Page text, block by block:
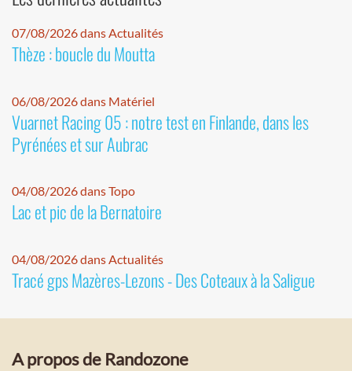
07/08/2026 dans Actualités
Thèze : boucle du Moutta
06/08/2026 dans Matériel
Vuarnet Racing 05 : notre test en Finlande, dans les
Pyrénées et sur Aubrac
04/08/2026 dans Topo
Lac et pic de la Bernatoire
04/08/2026 dans Actualités
Tracé gps Mazères-Lezons - Des Coteaux à la Saligue
A propos de Randozone